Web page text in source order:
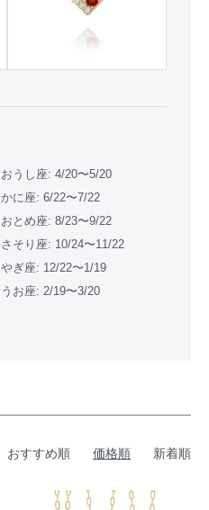
おうし座: 4/20〜5/20
かに座: 6/22〜7/22
おとめ座: 8/23〜9/22
さそり座: 10/24〜11/22
やぎ座: 12/22〜1/19
うお座: 2/19〜3/20
おすすめ順 価格順 新着順